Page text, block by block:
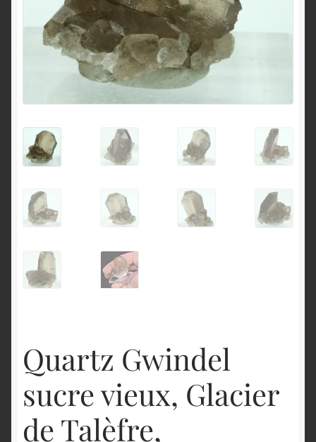
Quartz Gwindel
sucre vieux, Glacier
de Talèfre,